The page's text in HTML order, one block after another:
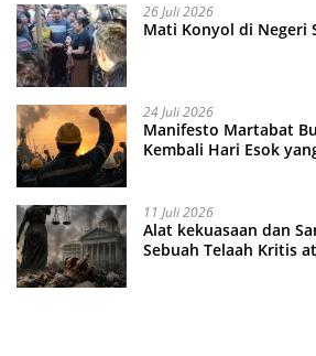
26 Juli 2026
Mati Konyol di Negeri
24 Juli 2026
Manifesto Martabat
Kembali Hari Esok
11 Juli 2026
Alat kekuasaan dan
Sebuah Telaah Kritis